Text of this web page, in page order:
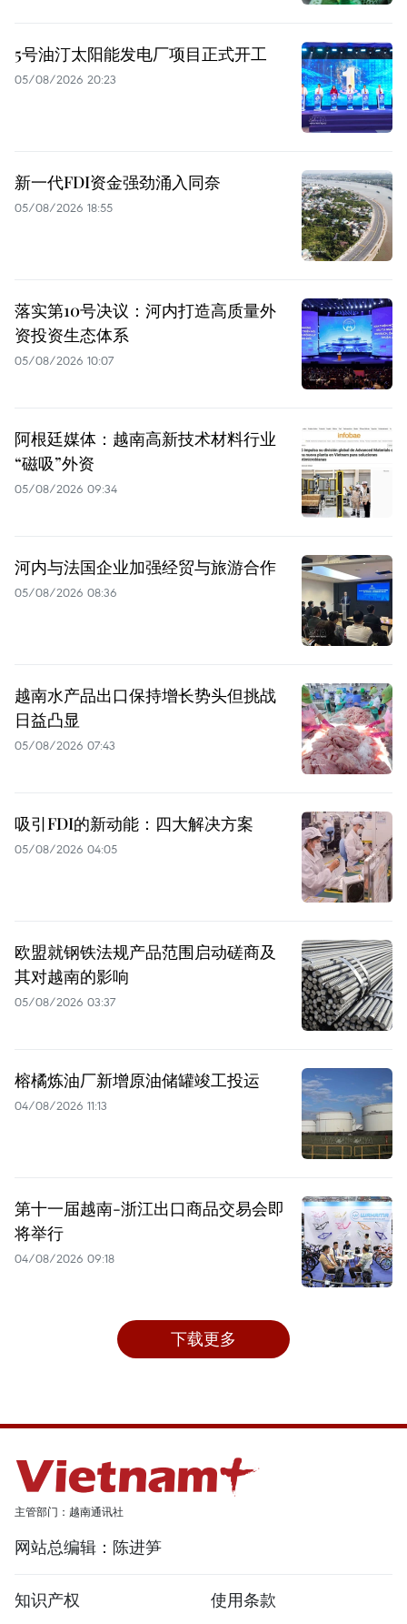
5号油汀太阳能发电厂项目正式开工
05/08/2026 20:23
新一代FDI资金强劲涌入同奈
05/08/2026 18:55
落实第10号决议：河内打造高质量外
资投资生态体系
05/08/2026 10:07
阿根廷媒体：越南高新技术材料行业
“磁吸”外资
05/08/2026 09:34
河内与法国企业加强经贸与旅游合作
05/08/2026 08:36
越南水产品出口保持增长势头但挑战
日益凸显
05/08/2026 07:43
吸引FDI的新动能：四大解决方案
05/08/2026 04:05
欧盟就钢铁法规产品范围启动磋商及
其对越南的影响
05/08/2026 03:37
榕橘炼油厂新增原油储罐竣工投运
04/08/2026 11:13
第十一届越南-浙江出口商品交易会即
将举行
04/08/2026 09:18
下载更多
主管部门：越南通讯社
网站总编辑：陈进笋
知识产权
使用条款